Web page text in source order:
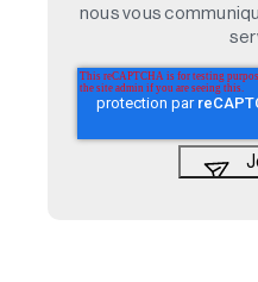
nous vous